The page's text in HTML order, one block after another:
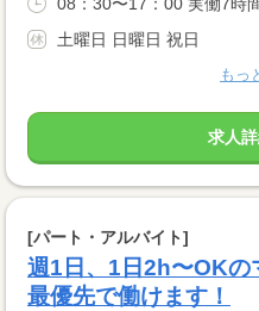
土曜日 日曜日 祝日
もっ
求人
[パート・アルバイト]
週1日、1日2h〜OKの
最優先で働けます！